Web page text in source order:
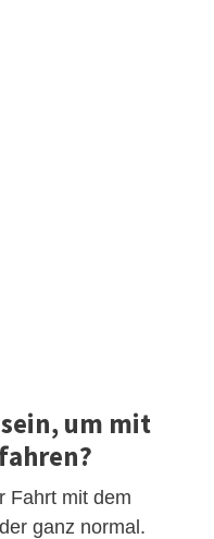
um mit
Fahrt mit dem
ganz normal.